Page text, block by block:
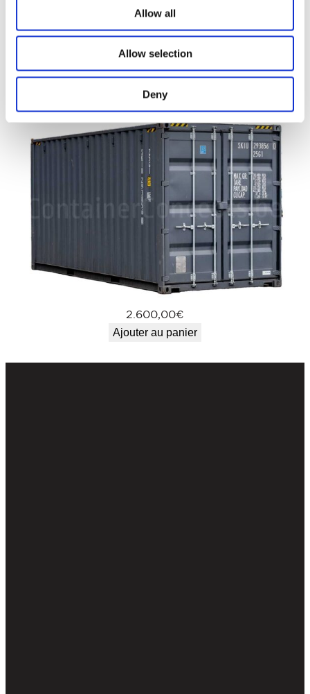
Allow all
Allow selection
Deny
2.750,00€
Ajouter au panier
2.600,00€
Ajouter au panier